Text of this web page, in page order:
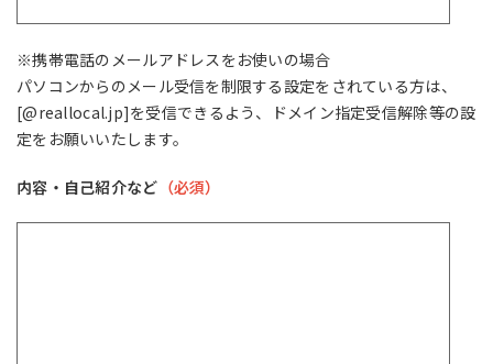
※携帯電話のメールアドレスをお使いの場合
パソコンからのメール受信を制限する設定をされている方は、
[@reallocal.jp]を受信できるよう、ドメイン指定受信解除等の設
定をお願いいたします。
内容・自己紹介など （必須）